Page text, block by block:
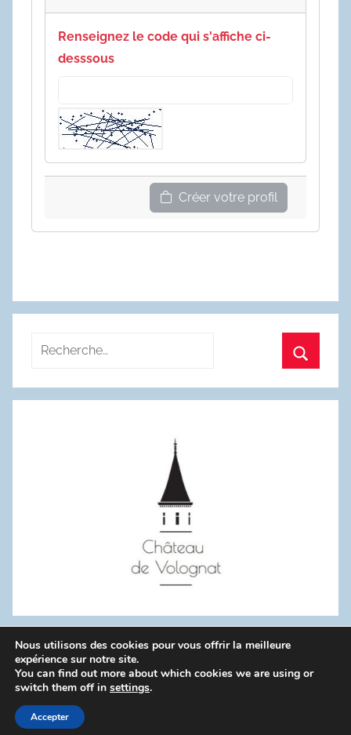
Renseignez le code qui s'affiche ci-
desssous
Créer votre profil
Recherche
:
WordPress Theme: Donovan by ThemeZee.
Politique de confidentialité
Nous utilisons des cookies pour vous offrir la meilleure
expérience sur notre site.
You can find out more about which cookies we are using or
switch them off in settings.
Accepter